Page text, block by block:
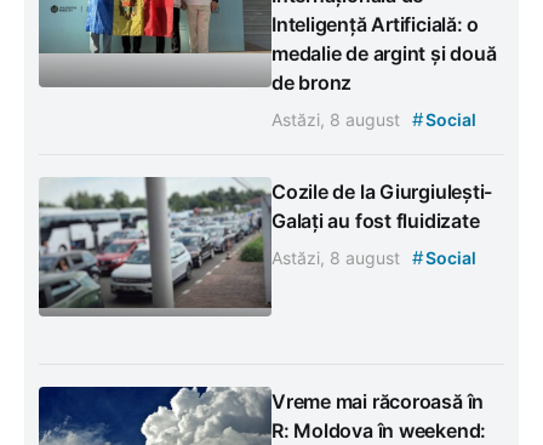
Inteligență Artificială: o
medalie de argint și două
de bronz
Astăzi, 8 august #Social
Cozile de la Giurgiulești-
Galați au fost fluidizate
Astăzi, 8 august #Social
Vreme mai răcoroasă în
R: Moldova în weekend: